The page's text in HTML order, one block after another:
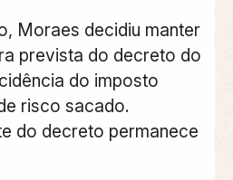
Moraes decidiu manter
prevista do decreto do
do imposto
risco sacado.
do decreto permanece